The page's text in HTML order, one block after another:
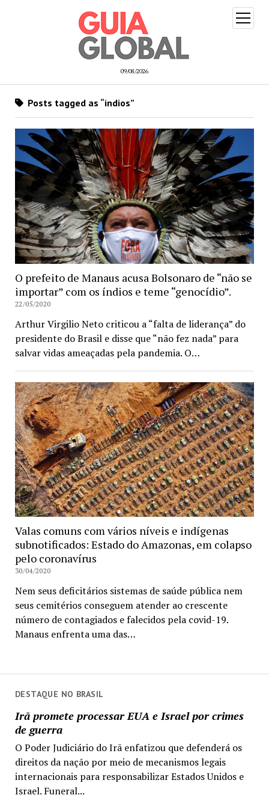
09/08/2026
open
menu
DESTAQUE NO BRASIL
Irã promete processar EUA e Israel por crimes
de guerra
O Poder Judiciário do Irã enfatizou que defenderá os
direitos da nação por meio de mecanismos legais
internacionais para responsabilizar Estados Unidos e
Israel. Funeral...
Posts tagged as “indios”
O prefeito de Manaus acusa Bolsonaro de “não se
importar” com os índios e teme “genocídio”.
22/05/2020
Arthur Virgilio Neto criticou a “falta de liderança” do
presidente do Brasil e disse que “não fez nada” para
salvar vidas ameaçadas pela pandemia. O…
Valas comuns com vários níveis e indígenas
subnotificados: Estado do Amazonas, em colapso
pelo coronavírus
30/04/2020
Nem seus deficitários sistemas de saúde pública nem
seus cemitérios conseguem atender ao crescente
número de contagiados e falecidos pela covid-19.
Manaus enfrenta uma das…